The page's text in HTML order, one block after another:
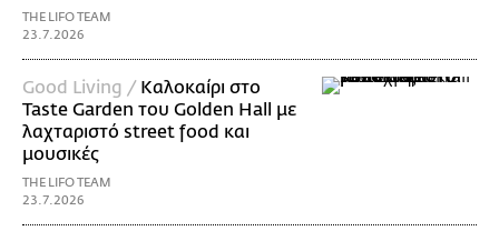
THE LIFO TEAM
23.7.2026
Good Living / Καλοκαίρι στο
Taste Garden του Golden Hall με
λαχταριστό street food και
μουσικές
THE LIFO TEAM
23.7.2026